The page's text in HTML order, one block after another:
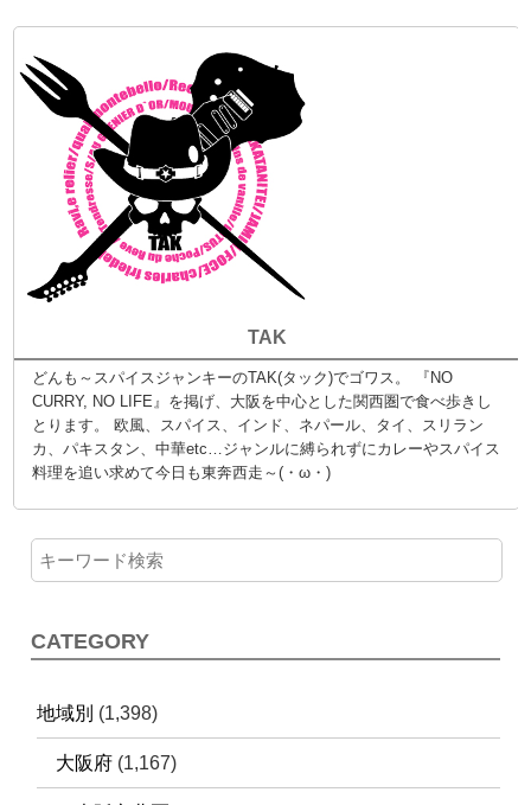
TAK
どんも～スパイスジャンキーのTAK(タック)でゴワス。 『NO
CURRY, NO LIFE』を掲げ、大阪を中心とした関西圏で食べ歩きし
とります。 欧風、スパイス、インド、ネパール、タイ、スリラン
カ、パキスタン、中華etc…ジャンルに縛られずにカレーやスパイス
料理を追い求めて今日も東奔西走～(・ω・)
CATEGORY
地域別 (1,398)
大阪府 (1,167)